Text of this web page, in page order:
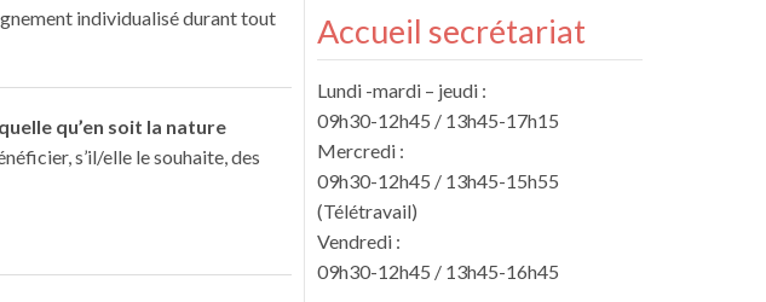
individualisé durant tout
qu’en soit la nature
s’il/elle le souhaite, des
Accueil secrétariat
Lundi -mardi – jeudi :
09h30-12h45 / 13h45-17h15
Mercredi :
09h30-12h45 / 13h45-15h55
(Télétravail)
Vendredi :
09h30-12h45 / 13h45-16h45